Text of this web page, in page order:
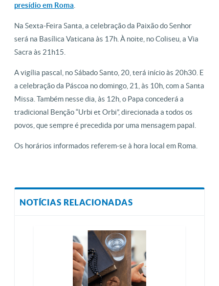
presídio em Roma
Na Sexta-Feira Santa, a celebração da Paixão do Senhor
será na Basílica Vaticana às 17h. À noite, no Coliseu, a Via
Sacra às 21h15.
A vigília pascal, no Sábado Santo, 20, terá início às 20h30. E
a celebração da Páscoa no domingo, 21, às 10h, com a Santa
Missa. Também nesse dia, às 12h, o Papa concederá a
tradicional Benção “Urbi et Orbi”, direcionada a todos os
povos, que sempre é precedida por uma mensagem papal.
Os horários informados referem-se à hora local em Roma.
NOTÍCIAS RELACIONADAS